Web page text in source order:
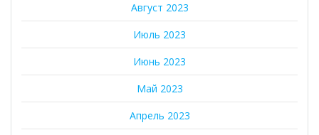
Август 2023
Июль 2023
Июнь 2023
Май 2023
Апрель 2023